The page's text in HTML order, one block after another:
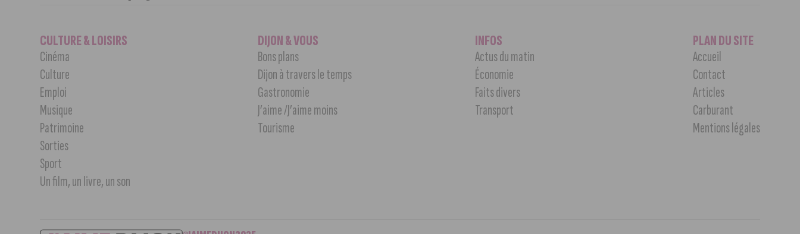
CULTURE & LOISIRS
Cinéma
Culture
Emploi
Musique
Patrimoine
Sorties
Sport
Un film, un livre, un son
DIJON & VOUS
Bons plans
Dijon à travers le temps
Gastronomie
J’aime /J’aime moins
Tourisme
INFOS
Actus du matin
Économie
Faits divers
Transport
PLAN DU SITE
Accueil
Contact
Articles
Carburant
Mentions légales